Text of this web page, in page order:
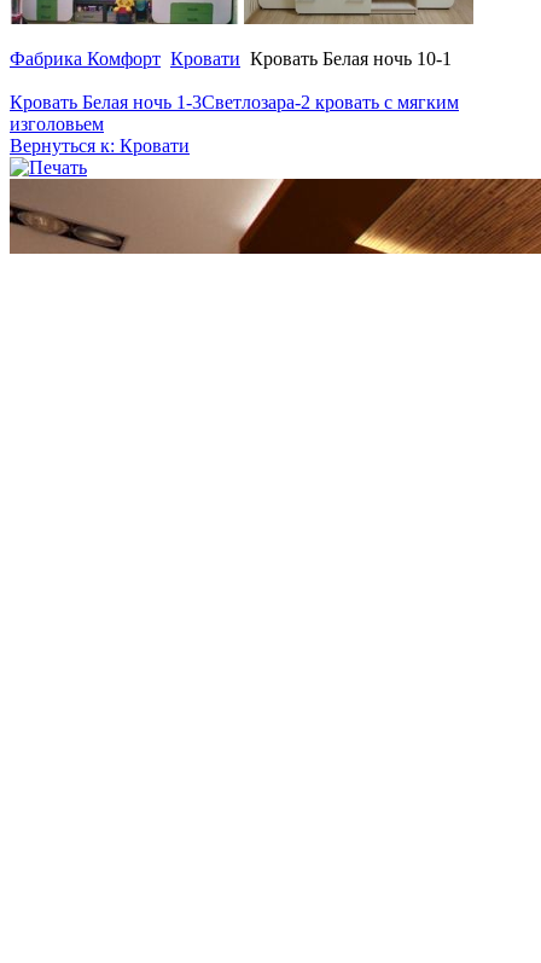
Фабрика Комфорт Кровати Кровать Белая ночь 10-1
Кровать Белая ночь 1-3Светлозара-2 кровать с мягким
изголовьем
Вернуться к: Кровати